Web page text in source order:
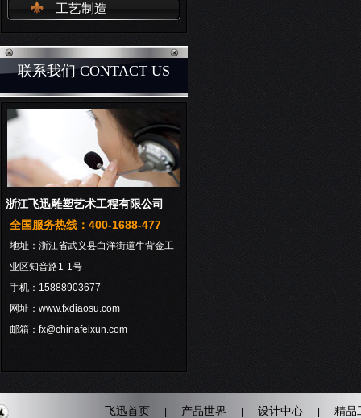
工艺制造
联系我们 CONTACT US
浙江飞迅雕塑艺术工程有限公司
全国服务热线：400-1688-477
地址：浙江省武义县白洋街道牛背金工
业区知音路1-1号
手机：15888903677
网址：www.fxdiaosu.com
邮箱：fx@chinafeixun.com
飞迅首页 | 产品世界 | 设计中心 | 精品